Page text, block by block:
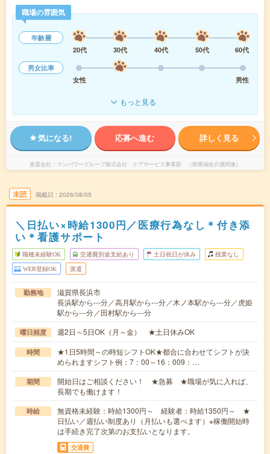
職場の雰囲気
年齢層
20代
30代 40代 50代
60代
男女比率
女性
男性
もっと見る
気になる! 応募へ進む 詳しく見る
派遣会社 マンパワーグループ株式会社 ケアサービス事業部 （医療福祉介護関連）
未読 掲載日 2026/08/05
＼日払い×時給1300円／医療行為なし＊付き添
い＊看護サポート
職種未経験OK 交通費別途支給あり 土日祝日が休み 残業なし
WEB登録OK 派遣
勤務地
滋賀県長浜市
長浜駅から---分／高月駅から---分／木ノ本駅から---分／虎姫
駅から---分／田村駅から---分
曜日頻度 週2日～5日OK（月～金） ★土日休みOK
時間
★1日5時間～の時短シフトOK★都合に合わせてシフトが決
められますシフト例：7：00～16：009：…
期間
開始日はご相談ください！ ★急募 ★職場が気に入れば、
長期でも働けます！
時給
無資格未経験：時給1300円～ 経験者：時給1350円～ ★
日払い／週払い制度あり（月払いも選べます）※稼働開始時
は手続き完了次第のお支払いとなります。
交通費